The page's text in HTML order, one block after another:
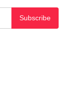
Subscribe